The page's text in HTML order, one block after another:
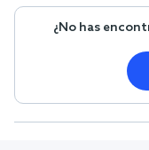
¿No has